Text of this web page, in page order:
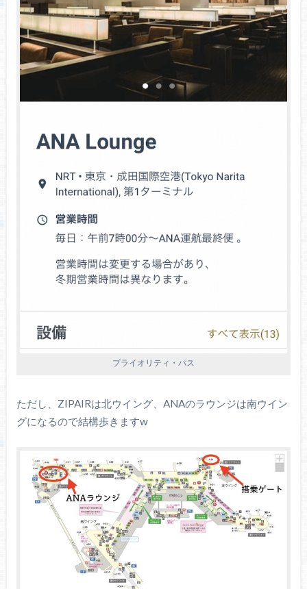
プライオリティ・パス
ただし、ZIPAIRは北ウイング、ANAのラウンジは南ウイン
グになるので結構歩きますw